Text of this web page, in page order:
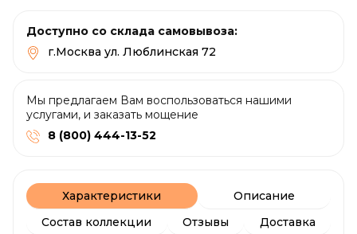
Доступно со склада самовывоза:
г.Москва ул. Люблинская 72
Мы предлагаем Вам воспользоваться нашими
услугами, и заказать мощение
8 (800) 444-13-52
Характеристики
Описание
Состав коллекции
Отзывы Доставка